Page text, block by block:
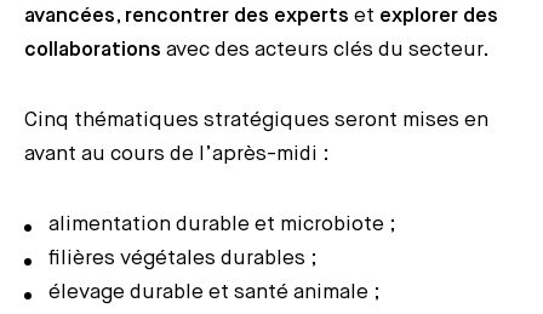
avancées, rencontrer des experts et explorer des
collaborations avec des acteurs clés du secteur.
Cinq thématiques stratégiques seront mises en
avant au cours de l’après-midi :
alimentation durable et microbiote ;
filières végétales durables ;
élevage durable et santé animale ;